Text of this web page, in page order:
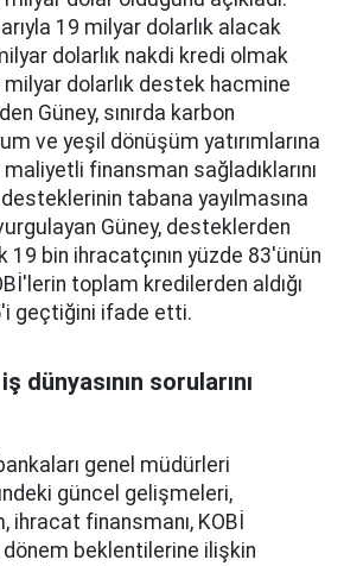
19 milyar dolarlık alacak
dolarlık nakdi kredi olmak
dolarlık destek hacmine
Güney, sınırda karbon
ve yeşil dönüşüm yatırımlarına
finansman sağladıklarını
tabana yayılmasına
Güney, desteklerden
19 bin ihracatçının yüzde 83'ünün
toplam kredilerden aldığı
geçtiğini ifade etti.
dünyasının sorularını
genel müdürleri
güncel gelişmeleri,
finansmanı, KOBİ
dönem beklentilerine ilişkin